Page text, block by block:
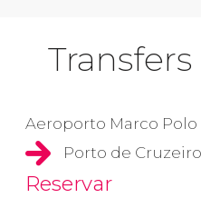
Aeroporto Marco Polo
Porto de
Reservar